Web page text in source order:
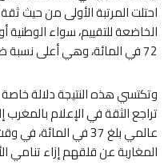
احتلت المرتبة الأولى من حيث
الخاضعة للتقييم، سواء
72 في المائة، وهي أعلى نسبة ضمن العينة التي شملتها الدراسة.
وتكتسي هذه النتيجة دلالة
المغاربة عن قلقهم إزاء تنامي